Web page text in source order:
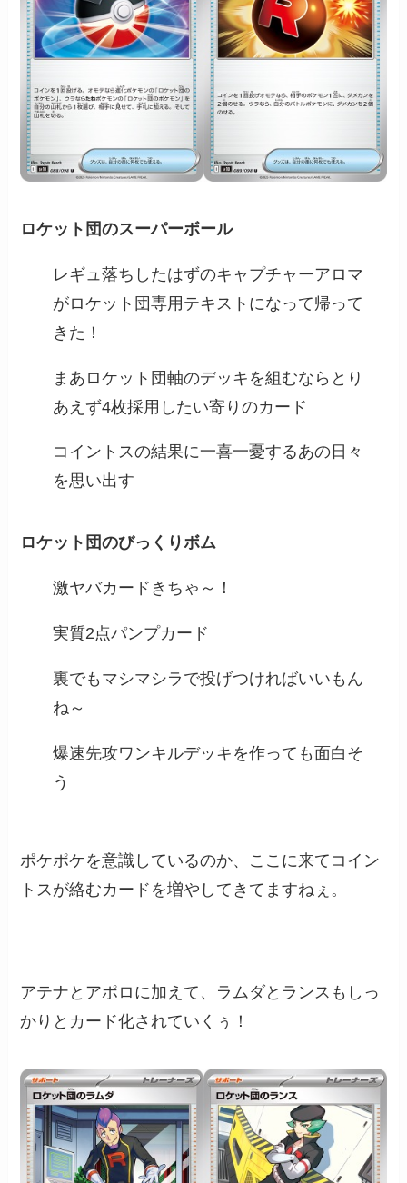
ロケット団のスーパーボール
レギュ落ちしたはずのキャプチャーアロマ
がロケット団専用テキストになって帰って
きた！
まあロケット団軸のデッキを組むならとり
あえず4枚採用したい寄りのカード
コイントスの結果に一喜一憂するあの日々
を思い出す
ロケット団のびっくりボム
激ヤバカードきちゃ～！
実質2点パンプカード
裏でもマシマシラで投げつければいいもん
ね～
爆速先攻ワンキルデッキを作っても面白そ
う
ポケポケを意識しているのか、ここに来てコイン
トスが絡むカードを増やしてきてますねぇ。
アテナとアポロに加えて、ラムダとランスもしっ
かりとカード化されていくぅ！